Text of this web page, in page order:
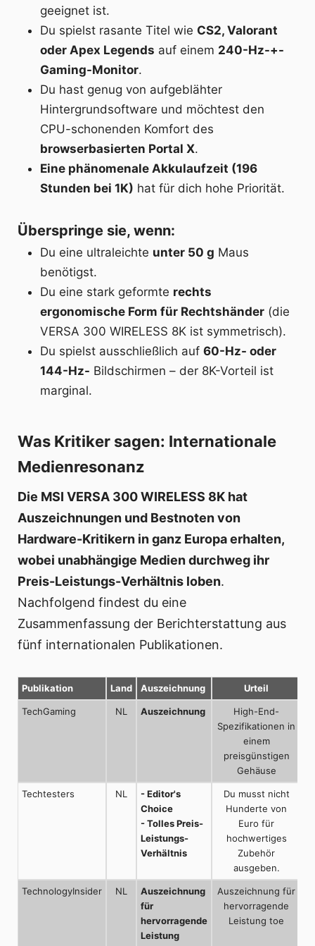
geeignet ist.
Du spielst rasante Titel wie CS2, Valorant
oder Apex Legends auf einem 240-Hz-+-
Gaming-Monitor.
Du hast genug von aufgeblähter
Hintergrundsoftware und möchtest den
CPU-schonenden Komfort des
browserbasierten Portal X.
Eine phänomenale Akkulaufzeit (196
Stunden bei 1K) hat für dich hohe Priorität.
Überspringe sie, wenn:
Du eine ultraleichte unter 50 g Maus
benötigst.
Du eine stark geformte rechts
ergonomische Form für Rechtshänder (die
VERSA 300 WIRELESS 8K ist symmetrisch).
Du spielst ausschließlich auf60-Hz- oder
144-Hz- Bildschirmen – der 8K-Vorteil ist
marginal.
Was Kritiker sagen: Internationale
Medienresonanz
Die MSI VERSA 300 WIRELESS 8K hat
Auszeichnungen und Bestnoten von
Hardware-Kritikern in ganz Europa erhalten,
wobei unabhängige Medien durchweg ihr
Preis-Leistungs-Verhältnis loben.
Nachfolgend findest du eine
Zusammenfassung der Berichterstattung aus
fünf internationalen Publikationen.
Publikation Land Auszeichnung Urteil
TechGaming NL Auszeichnung
High-End-
Spezifikationen in
einem
preisgünstigen
Gehäuse
Techtesters NL
- Editor's
Choice
- Tolles Preis-
Leistungs-
Verhältnis
Du musst nicht
Hunderte von
Euro für
hochwertiges
Zubehör
ausgeben.
TechnologyInsider NL
Auszeichnung
für
hervorragende
Leistung
Auszeichnung für
hervorragende
Leistung toe